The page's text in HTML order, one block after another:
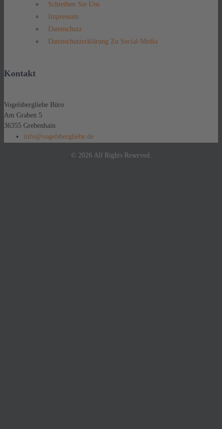
Schreiben Sie Uns
Impressum
Datenschutz
Datenschutzerklärung Zu Social-Media
Kontakt
Vogelsbergliebe Büro
Am Graben 5
36355 Grebenhain
info@vogelsbergliebe.de
© 2026 All Rights Reserved.